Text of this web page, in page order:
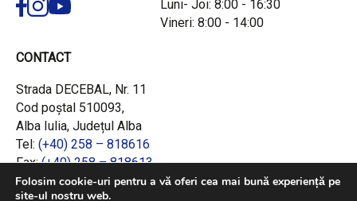
Luni- Joi: 8:00 - 16:30
Vineri: 8:00 - 14:00
CONTACT
Strada DECEBAL, Nr. 11
Cod poștal 510093,
Alba Iulia, Județul Alba
Tel: (+40) 258 – 818616
Fax:(+40) 258 – 818613
Email:office@adrcentru.ro
Folosim cookie-uri pentru a vă oferi cea mai bună experiență pe
site-ul nostru web.